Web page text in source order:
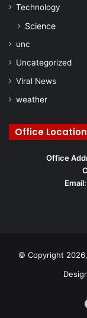
Technology
Science
unc
Uncategorized
Viral News
weather
Office Location
Office
Email:
© Copyright